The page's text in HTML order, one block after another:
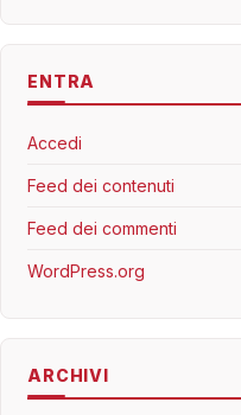
ENTRA
Accedi
Feed dei contenuti
Feed dei commenti
WordPress.org
ARCHIVI